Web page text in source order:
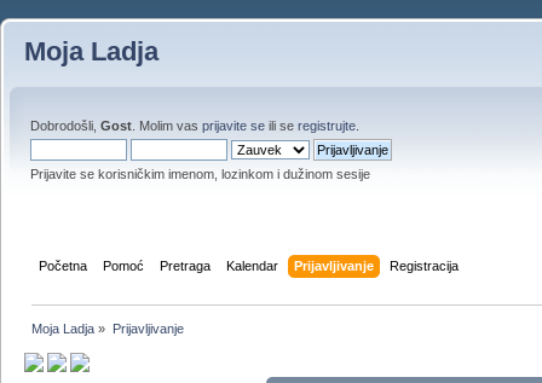
Moja Ladja
Dobrodošli, Gost . Molim vas prijavite se ili se registrujte
Prijavite se korisničkim imenom, lozinkom i dužinom sesije
Početna Pomoć Pretraga Kalendar Prijavljivanje Registracija
Moja Ladja » Prijavljivanje